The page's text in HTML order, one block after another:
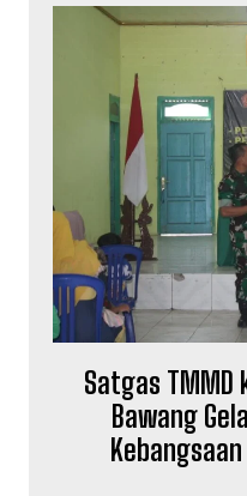
Satgas TMMD
Bawang